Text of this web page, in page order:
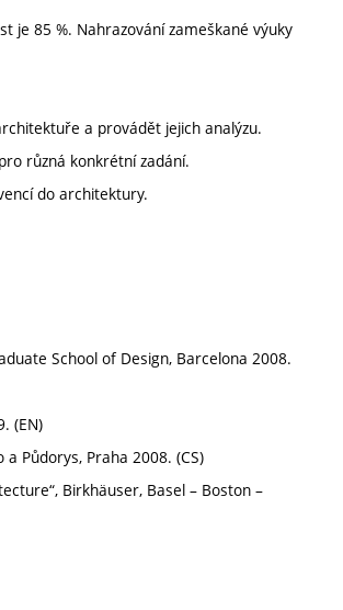
je 85 %. Nahrazování zameškané výuky
a provádět jejich analýzu.
různá konkrétní zadání.
do architektury.
School of Design, Barcelona 2008.
(EN)
Půdorys, Praha 2008. (CS)
Birkhäuser, Basel – Boston –